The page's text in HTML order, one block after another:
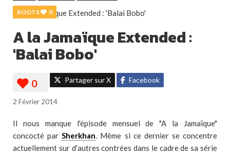
ROOTS 0
A la Jamaïque Extended :
'Balai Bobo'
Partager sur X Facebook
2 Février 2014
Il nous manque l'épisode mensuel de "A la Jamaïque"
concocté parSherkhan. Même si ce dernier se concentre
actuellement sur d'autres contrées dans le cadre de sa série